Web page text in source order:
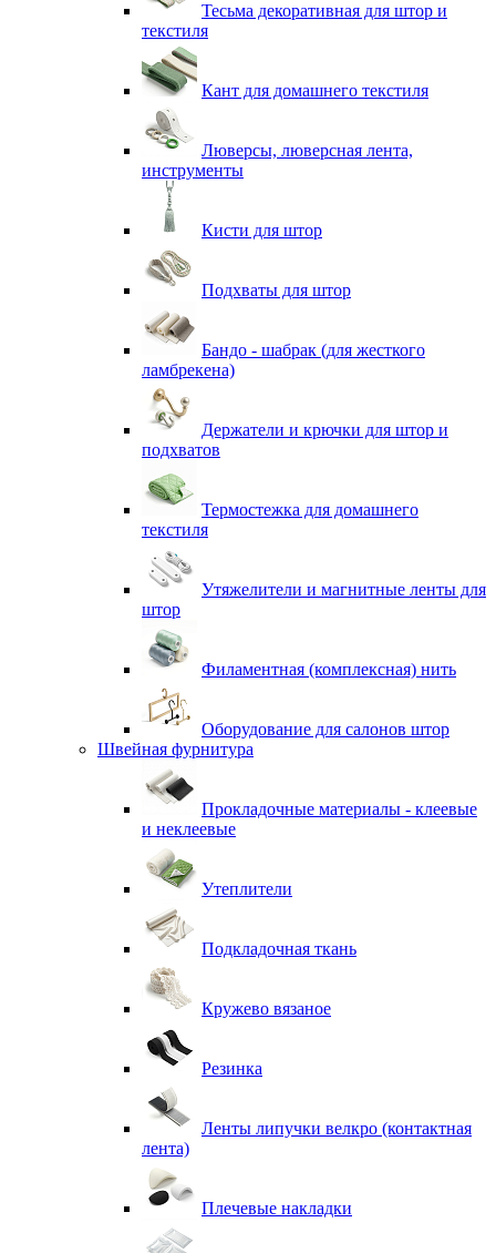
Тесьма декоративная для штор и
текстиля
Кант для домашнего текстиля
Люверсы, люверсная лента,
инструменты
Кисти для штор
Подхваты для штор
Бандо - шабрак (для жесткого
ламбрекена)
Держатели и крючки для штор и
подхватов
Термостежка для домашнего
текстиля
Утяжелители и магнитные ленты для
штор
Филаментная (комплексная) нить
Оборудование для салонов штор
Швейная фурнитура
Прокладочные материалы - клеевые
и неклеевые
Утеплители
Подкладочная ткань
Кружево вязаное
Резинка
Ленты липучки велкро (контактная
лента)
Плечевые накладки